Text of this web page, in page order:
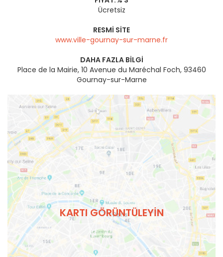
Ücretsiz
RESMI SITE
www.ville-gournay-sur-marne.fr
DAHA FAZLA BILGI
Place de la Mairie, 10 Avenue du Maréchal Foch, 93460
Gournay-sur-Marne
KARTI GÖRÜNTÜLEYIN